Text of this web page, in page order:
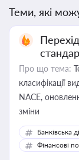
Теми, які
Про що тема:
класифікації
NACE,
зміни
Банківська
Фінансові